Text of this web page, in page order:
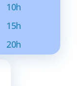
10h
15h
20h